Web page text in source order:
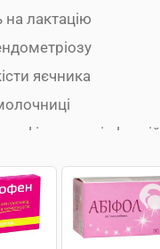
лактацію
яєчника
інфекцій
інфекціях
яєчників